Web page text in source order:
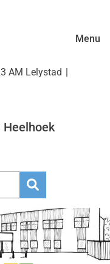
AM Lelystad
Heelhoek
Zoeken
Menu